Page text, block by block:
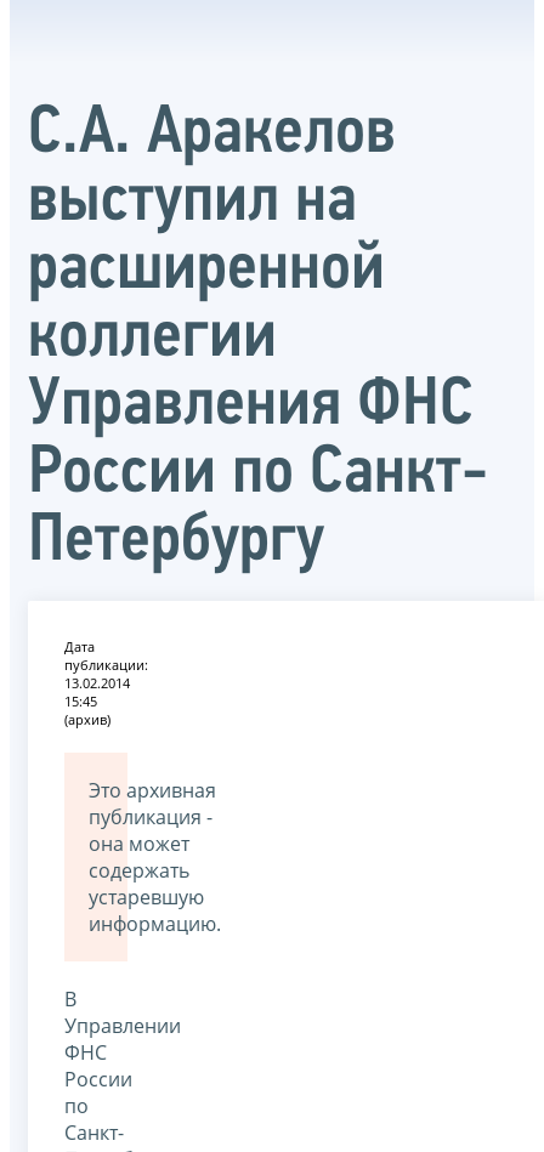
С.А. Аракелов
выступил на
расширенной
коллегии
Управления ФНС
России по Санкт-
Петербургу
Дата
публикации:
13.02.2014
15:45
(архив)
Это архивная
публикация -
она может
содержать
устаревшую
информацию.
В
Управлении
ФНС
России
по
Санкт-